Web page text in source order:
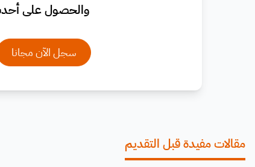
والحصول على
سجل الآن مجانا
مقالات مفيدة قبل التقديم